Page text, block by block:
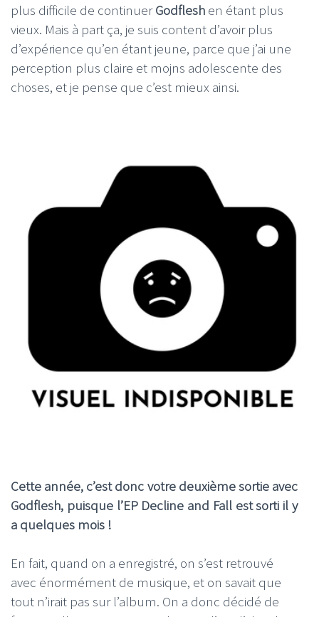
plus difficile de continuerGodflesh en étant plus
vieux. Mais à part ça, je suis content d’avoir plus
d’expérience qu’en étant jeune, parce que j’ai une
perception plus claire et mojns adolescente des
choses, et je pense que c’est mieux ainsi.
Cette année, c’est donc votre deuxième sortie avec
Godflesh, puisque l’EP Decline and Fall est sorti il y
a quelques mois !
En fait, quand on a enregistré, on s’est retrouvé
avec énormément de musique, et on savait que
tout n’irait pas sur l’album. On a donc décidé de